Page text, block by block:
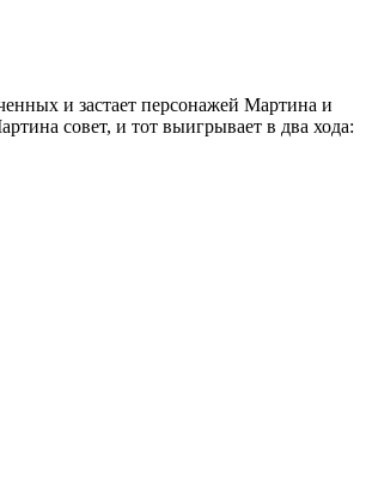
и застает персонажей Мартина и
совет, и тот выигрывает в два хода: